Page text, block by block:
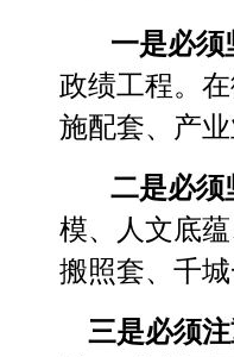
一是必须
政绩工程。
施配套、产
二是必须
模、人文底
搬照套、千城
三是必须注